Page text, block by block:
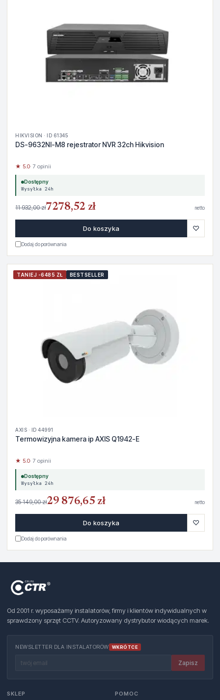
HIKVISION · ID 61345
DS-9632NI-M8 rejestrator NVR 32ch Hikvision
★ 5.0· 7 opinii
Dostępny
Wysyłka 24h
11 932,00 zł7278,52 zł netto
Do koszyka ♡
Dodaj do porównania
TANIEJ -6485 ZŁ BESTSELLER
AXIS · ID 44991
Termowizyjna kamera ip AXIS Q1942-E
★ 5.0· 7 opinii
Dostępny
Wysyłka 24h
35 149,00 zł29 876,65 zł netto
Do koszyka ♡
Dodaj do porównania
Od 2001 r. wyposażamy instalatorów, firmy i klientów indywidualnych w
sprawdzony sprzęt CCTV. Autoryzowany dystrybutor wiodących marek.
NEWSLETTER DLA INSTALATORÓW WKRÓTCE
Zapisz
SKLEP POMOC